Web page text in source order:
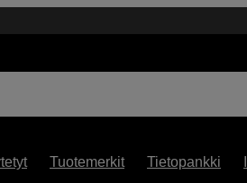
Tuotemerkit Tietopankki